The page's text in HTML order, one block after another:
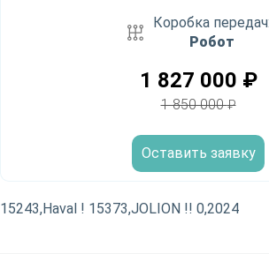
Коробка передач:
Робот
1 827 000 ₽
1 850 000₽
Оставить заявку
15243,Haval ! 15373,JOLION !! 0,2024